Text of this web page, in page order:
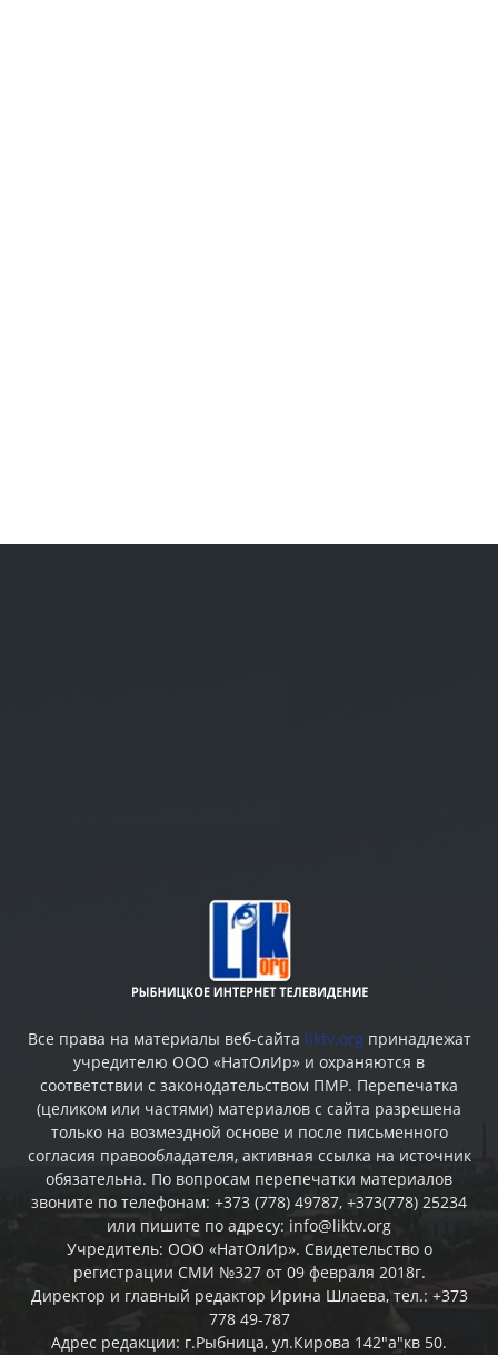
Все права на материалы веб-сайта liktv.org принадлежат
учредителю ООО «НатОлИр» и охраняются в
соответствии с законодательством ПМР. Перепечатка
(целиком или частями) материалов c сайта разрешена
только на возмездной основе и после письменного
согласия правообладателя, активная ссылка на источник
обязательна. По вопросам перепечатки материалов
звоните по телефонам: +373 (778) 49787, +373(778) 25234
или пишите по адресу: info@liktv.org
Учредитель: ООО «НатОлИр». Свидетельство о
регистрации СМИ №327 от 09 февраля 2018г.
Директор и главный редактор Ирина Шлаева, тел.: +373
778 49-787
Адрес редакции: г.Рыбница, ул.Кирова 142"а"кв 50.